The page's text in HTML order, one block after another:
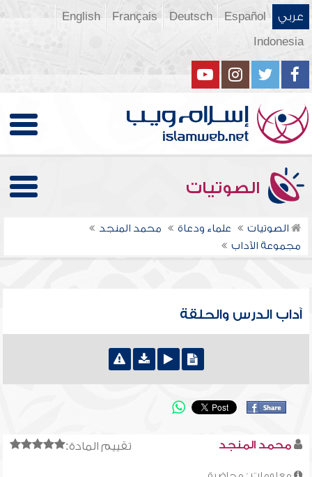
عربي Español
Deutsch
Français
English
Indonesia
الصوتيات
الصوتيات علماء ودعاة
محمد المنجد
مجموعة الآداب
آداب الدرس والحلقة
تقييم المادة: محمد المنجد